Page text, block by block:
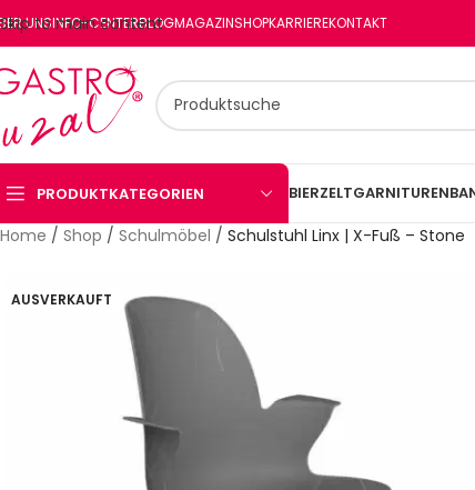
Skip to main content
UNSINFO-CENTERBLOGMAGAZINSHOPKARRIEREKONTAKT
PRODUKTKATEGORIEN BIERZELTGARNITUREN
Home / Shop / Schulmöbel / Schulstuhl Linx | X-Fuß – Stone
AUSVERKAUFT